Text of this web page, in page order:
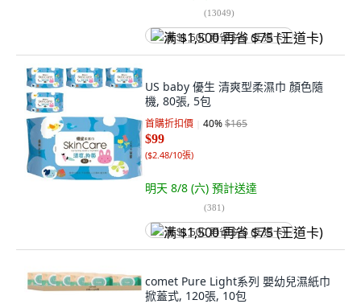
(13049)
满 $1,500 再省 $75 (王道卡)
US baby 優生 清爽型柔濕巾 顏色隨
機, 80張, 5包
首購折扣價 40%$165
$99
($2.48/10張)
明天 8/8 (六) 預計送達
(381)
满 $1,500 再省 $75 (王道卡)
comet Pure Light系列 嬰幼兒濕紙巾
掀蓋式, 120張, 10包